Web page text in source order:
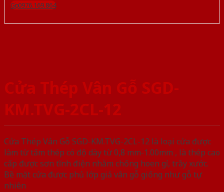
Gọi 0976.169.864
Cửa Thép Vân Gỗ SGD-
KM.TVG-2CL-12
Cửa Thép Vân Gỗ SGD-KM.TVG-2CL-12 là loại cửa được
làm từ tấm thép có độ dày từ 0,8 mm-1.00mm , là thép cao
cấp được sơn tĩnh điện nhằm chống hoen gỉ, trầy xước.
Bề mặt cửa được phủ lớp giả vân gỗ giống như gỗ tự
nhiên